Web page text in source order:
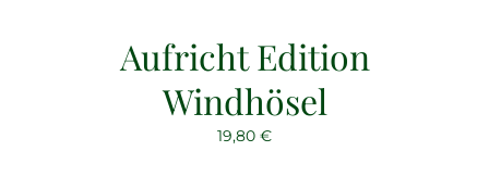
Aufricht Edition
Windhösel
19,80 €